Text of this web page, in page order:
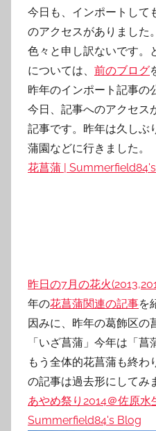
今日も、インポートして
のアクセスがありました。
色々と申し訳ないです。
については、 前のブログ
昨年のインポート記事の
今日、記事へのアクセス
記事です。昨年は久しぶ
蒲園などに行きました。
花菖蒲 |
昨日の7月の花火
年の花菖蒲関連の記事を
因みに、昨年の葛飾区の
「いざ菖蒲」今年は「菖
もう全体的花菖蒲も終わ
の記事は過去形にしてみ
あやめ祭り2014＠佐原水
Summerfield84's Blog